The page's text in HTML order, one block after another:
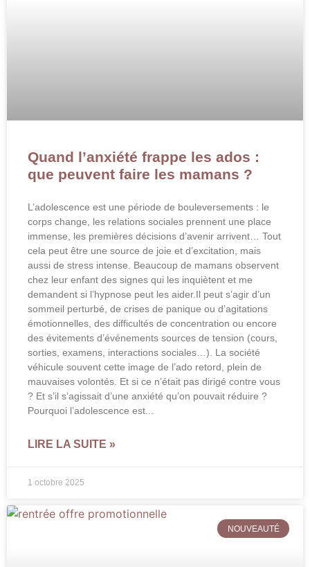
Quand l’anxiété frappe les ados :
que peuvent faire les mamans ?
L’adolescence est une période de bouleversements : le
corps change, les relations sociales prennent une place
immense, les premières décisions d’avenir arrivent… Tout
cela peut être une source de joie et d’excitation, mais
aussi de stress intense. Beaucoup de mamans observent
chez leur enfant des signes qui les inquiètent et me
demandent si l’hypnose peut les aider.Il peut s’agir d’un
sommeil perturbé, de crises de panique ou d’agitations
émotionnelles, des difficultés de concentration ou encore
des évitements d’événements sources de tension (cours,
sorties, examens, interactions sociales…). La société
véhicule souvent cette image de l’ado retord, plein de
mauvaises volontés. Et si ce n’était pas dirigé contre vous
? Et s’il s’agissait d’une anxiété qu’on pouvait réduire ?
Pourquoi l’adolescence est
LIRE LA SUITE »
1 octobre 2025
NOUVEAUTÉ